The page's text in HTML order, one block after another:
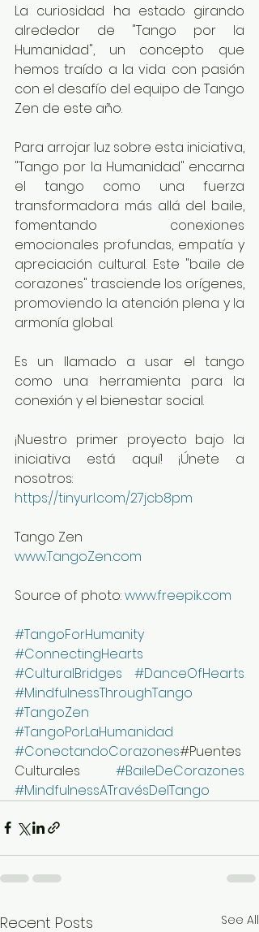
La curiosidad ha estado girando
alrededor de "Tango por la
Humanidad", un concepto que
hemos traído a la vida con pasión
con el desafío del equipo de Tango
Zen de este año.
Para arrojar luz sobre esta iniciativa,
"Tango por la Humanidad" encarna
el tango como una fuerza
transformadora más allá del baile,
fomentando conexiones
emocionales profundas, empatía y
apreciación cultural. Este "baile de
corazones" trasciende los orígenes,
promoviendo la atención plena y la
armonía global.
Es un llamado a usar el tango
como una herramienta para la
conexión y el bienestar social.
¡Nuestro primer proyecto bajo la
iniciativa está aquí! ¡Únete a
https://tinyurl.com/27jcb8pm
Tango Zen
www.TangoZen.com
Source of photo: www.freepik.com
#TangoForHumanity
#ConnectingHearts
#CulturalBridges
#DanceOfHearts
#MindfulnessThroughTango
#TangoZen
#TangoPorLaHumanidad
#ConectandoCorazones#Puentes
Culturales #BaileDeCorazones
#MindfulnessATravésDelTango
Recent Posts See All